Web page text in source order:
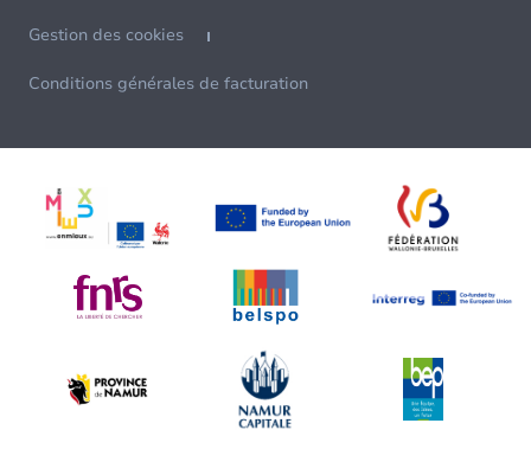
Gestion des cookies
Conditions générales de facturation